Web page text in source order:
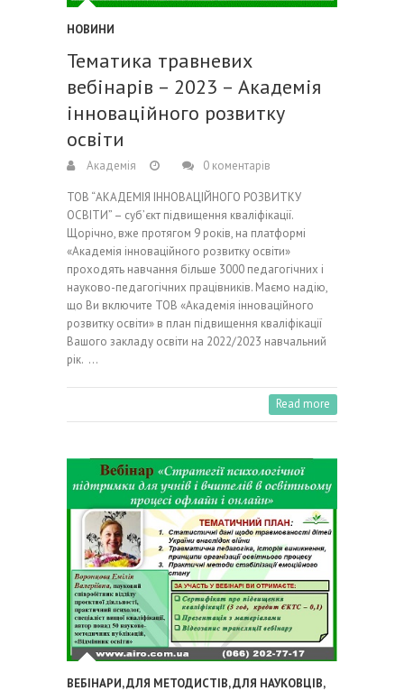
НОВИНИ
Тематика травневих
вебінарів – 2023 – Академія
інноваційного розвитку
освіти
Академія 0 коментарів
ТОВ “АКАДЕМІЯ ІННОВАЦІЙНОГО РОЗВИТКУ
ОСВІТИ” – суб’єкт підвищення кваліфікації.
Щорічно, вже протягом 9 років, на платформі
«Академія інноваційного розвитку освіти»
проходять навчання більше 3000 педагогічних і
науково-педагогічних працівників. Маємо надію,
що Ви включите ТОВ «Академія інноваційного
розвитку освіти» в план підвищення кваліфікації
Вашого закладу освіти на 2022/2023 навчальний
рік. …
Read more
ВЕБІНАРИ,ДЛЯ МЕТОДИСТІВ,ДЛЯ НАУКОВЦІВ,